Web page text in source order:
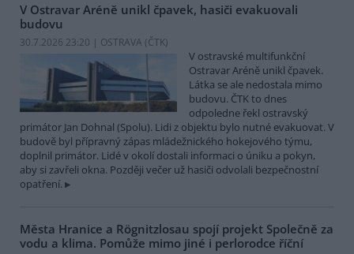
V Ostravar Aréně unikl čpavek, hasiči evakuovali
budovu
30.7.2026 23:20 | OSTRAVA (ČTK)
V ostravské multifunkční
Ostravar Aréně unikl čpavek.
Látka se ale nedostala mimo
budovu. ČTK to dnes
odpoledne řekl ostravský
primátor Jan Dohnal (Spolu). Lidi z objektu bylo nutné evakuovat. V
budově byl přípravný zápas mládežnického hokejového týmu,
doplnil primátor. Lidé v okolí dostali informaci o úniku a pokyn,
aby si zavřeli okna. Později večer už hasiči odvolali bezpečnostní
opatření.
Města Hranice a Rögnitzlosau spojí projekt Společně za
vodu a klima. Pomůže mimo jiné i perlorodce říční